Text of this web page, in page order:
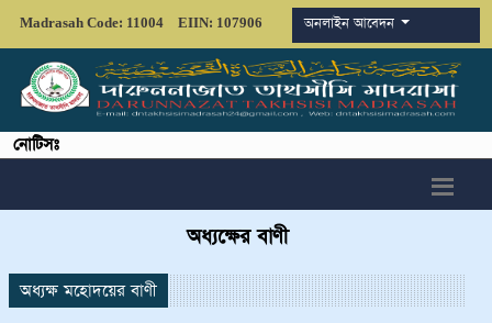
Madrasah Code: 11004 EIIN: 107906 অনলাইন আবেদন
নোটিসঃ
অধ্যক্ষের বাণী
অধ্যক্ষ মহোদয়ের বাণী